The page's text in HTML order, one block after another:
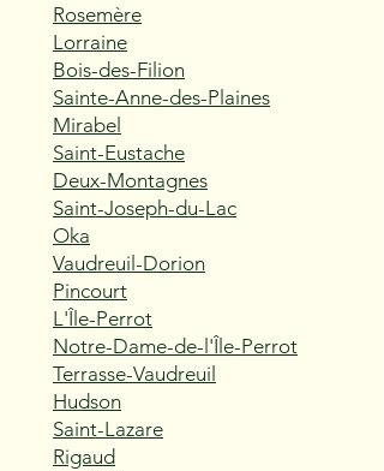
Rosemère
Lorraine
Bois-des-Filion
Sainte-Anne-des-Plaines
Mirabel
Saint-Eustache
Deux-Montagnes
Saint-Joseph-du-Lac
Oka
Vaudreuil-Dorion
Pincourt
L'Île-Perrot
Notre-Dame-de-l'Île-Perrot
Terrasse-Vaudreuil
Hudson
Saint-Lazare
Rigaud